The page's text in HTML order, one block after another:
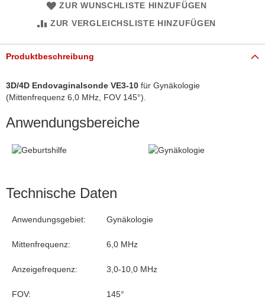
ZUR WUNSCHLISTE HINZUFÜGEN
ZUR VERGLEICHSLISTE HINZUFÜGEN
Produktbeschreibung
3D/4D Endovaginalsonde VE3-10 für Gynäkologie
(Mittenfrequenz 6,0 MHz, FOV 145°).
Anwendungsbereiche
Technische Daten
Anwendungsgebiet: Gynäkologie
Mittenfrequenz: 6,0 MHz
Anzeigefrequenz: 3,0-10,0 MHz
FOV: 145°